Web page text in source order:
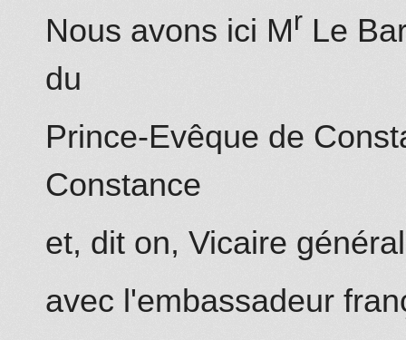
Nous avons ici Mr Le
du
Prince-Evêque de
Constance
et, dit on, Vicaire
avec l'embassadeur